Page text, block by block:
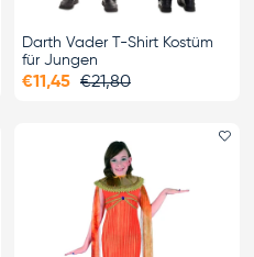
Darth Vader T-Shirt Kostüm
für Jungen
€11,45 €21,80
Favorit hinzufügen